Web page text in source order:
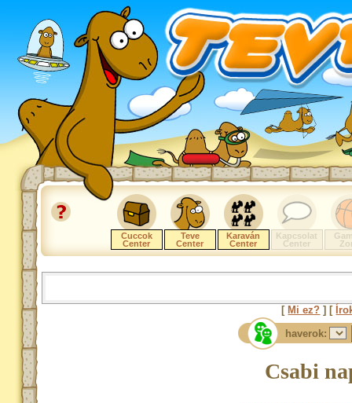
Cuccok
Center
Teve
Center
Karaván
Center
Kapcsolat
Center
[ Mi ez? ] [
haverok:
Csabi